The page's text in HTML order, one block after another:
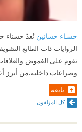
حسناء حسانين تُعدّ حسناء
الروايات ذات الطابع
تقوم على الغموض
وصراعات داخلية.من أبرز
تابعه
كل المؤلفون